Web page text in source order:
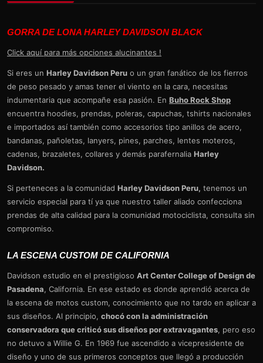
GORRA DE LONA HARLEY DAVIDSON BLACK
Click aquí para más opciones alucinantes !
Si eres un Harley Davidson Peru o un gran fanático de los fierros
de peso pesado y amas tener el viento en la cara, necesitas
indumentaria que acompañe esa pasión. En Buho Rock Shop
encuentra hoodies, prendas, poleras, capuchas, tshirts nacionales
e importados así también como accesorios tipo anillos de acero,
bandanas, pañoletas, lanyers, pines, parches, lentes moteros,
cadenas, brazaletes, collares y demás parafernalia Harley
Davidson.
Si perteneces a la comunidad Harley Davidson Peru, tenemos un
servicio especial para tí ya que nuestro taller aliado confecciona
prendas de alta calidad para la comunidad motociclista, consulta sin
compromiso.
LA ESCENA CUSTOM DE CALIFORNIA
Davidson estudio en el prestigioso Art Center College of Design de
Pasadena, California. En ese estado es donde aprendió acerca de
la escena de motos custom, conocimiento que no tardo en aplicar a
sus diseños. Al principio, chocó con la administración
conservadora que criticó sus diseños por extravagantes, pero eso
no detuvo a Willie G. En 1969 fue ascendido a vicepresidente de
diseño y uno de sus primeros conceptos que llegó a producción